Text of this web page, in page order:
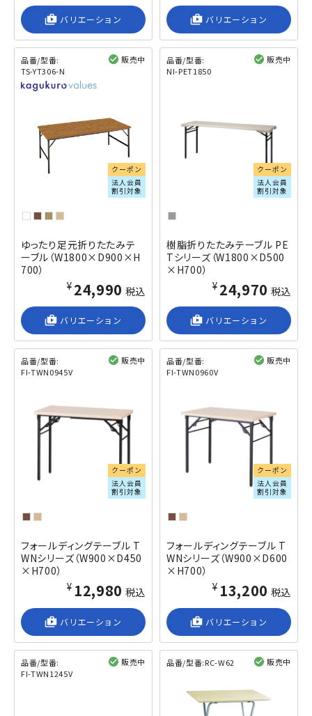
shop_2 バリエーション shop_2 バリエーション
品番/型番:
TS-YT306-N
販売中
クーポン
法人会員
割引対象
ゆったり足元折りたたみテ
ーブル（W1800×D900×H
700）
¥24,990 税込
shop_2 バリエーション
品番/型番:
NI-PET1850
販売中
クーポン
法人会員
割引対象
樹脂折りたたみテーブル PE
Tシリーズ（W1800×D500
×H700）
¥24,970 税込
shop_2 バリエーション
品番/型番:
FI-TWN0945V
販売中
クーポン
法人会員
割引対象
フォールディングテーブル T
WNシリーズ（W900×D450
×H700）
¥12,980 税込
shop_2 バリエーション
品番/型番:
FI-TWN0960V
販売中
クーポン
法人会員
割引対象
フォールディングテーブル T
WNシリーズ（W900×D600
×H700）
¥13,200 税込
shop_2 バリエーション
品番/型番:
FI-TWN1245V
販売中 品番/型番:RC-W62 販売中